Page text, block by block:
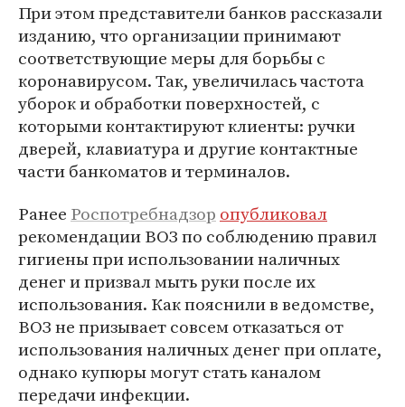
При этом представители банков рассказали
изданию, что организации принимают
соответствующие меры для борьбы с
коронавирусом. Так, увеличилась частота
уборок и обработки поверхностей, с
которыми контактируют клиенты: ручки
дверей, клавиатура и другие контактные
части банкоматов и терминалов.
Ранее Роспотребнадзор опубликовал
рекомендации ВОЗ по соблюдению правил
гигиены при использовании наличных
денег и призвал мыть руки после их
использования. Как пояснили в ведомстве,
ВОЗ не призывает совсем отказаться от
использования наличных денег при оплате,
однако купюры могут стать каналом
передачи инфекции.